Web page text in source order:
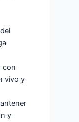
con
vivo y
y